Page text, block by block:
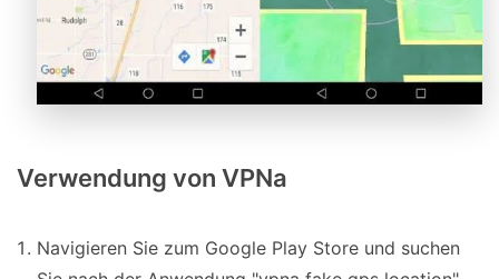
Verwendung von VPNa
Navigieren Sie zum Google Play Store und suchen